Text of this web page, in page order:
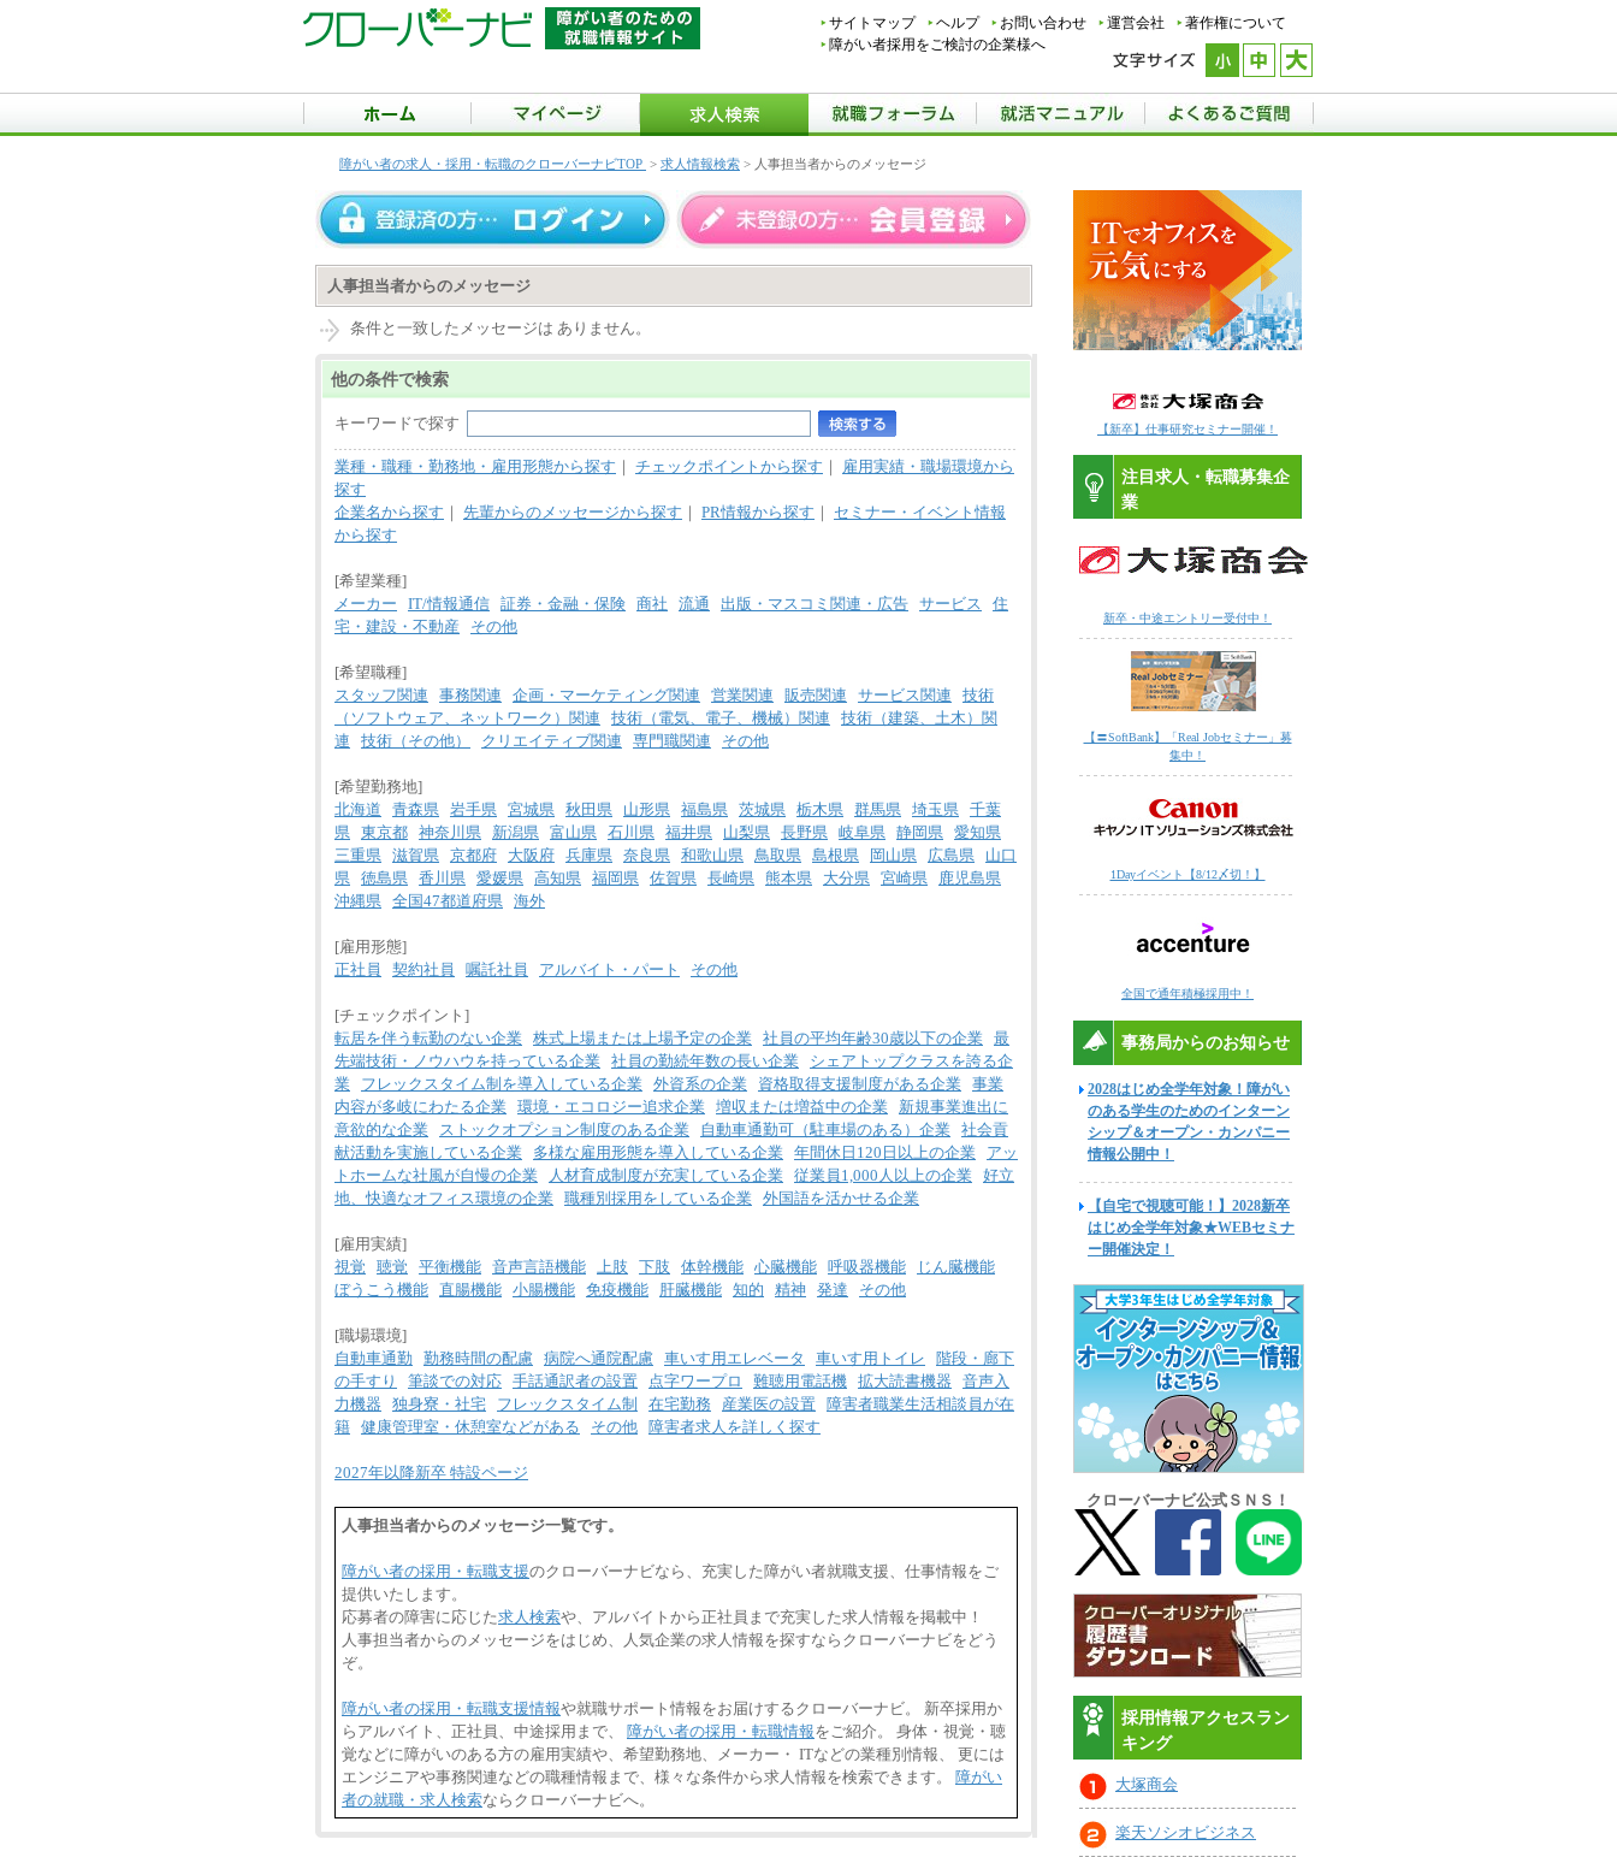
サイトマップ ヘルプ お問い合わせ 運営会社
著作権について
障がい者採用をご検討の企業様へ
障がい者の求人・採用・転職のクローバーナビTOP > 求人情報検索 > 人事担当者からのメッセージ
人事担当者からのメッセージ
条件と一致したメッセージは ありません。
他の条件で検索
キーワードで探す
業種・職種・勤務地・雇用形態から探す ｜ チェックポイントから探す ｜ 雇用実績・職場環境から
探す
企業名から探す ｜ 先輩からのメッセージから探す ｜ PR情報から探す ｜ セミナー・イベント情報
から探す
[希望業種]
メーカー
IT/情報通信 証券・金融・保険 商社 流通 出版・マスコミ関連・広告 サービス
住
宅・建設・不動産
その他
[希望職種]
スタッフ関連
事務関連 企画・マーケティング関連 営業関連 販売関連 サービス関連
技術
（ソフトウェア、ネットワーク）関連
技術（電気、電子、機械）関連
技術（建築、土木）関
連
技術（その他） クリエイティブ関連 専門職関連 その他
[希望勤務地]
北海道
青森県 岩手県 宮城県 秋田県 山形県 福島県 茨城県 栃木県 群馬県 埼玉県 千葉
県 東京都 神奈川県 新潟県 富山県 石川県 福井県 山梨県 長野県 岐阜県 静岡県 愛知県
三重県 滋賀県 京都府 大阪府 兵庫県 奈良県 和歌山県 鳥取県 島根県 岡山県 広島県
山口
県 徳島県 香川県 愛媛県 高知県 福岡県 佐賀県 長崎県 熊本県 大分県 宮崎県
鹿児島県
沖縄県 全国47都道府県 海外
[雇用形態]
正社員
契約社員 嘱託社員 アルバイト・パート その他
[チェックポイント]
転居を伴う転勤のない企業 株式上場または上場予定の企業 社員の平均年齢30歳以下の企業 最
先端技術・ノウハウを持っている企業 社員の勤続年数の長い企業
シェアトップクラスを誇る企
業
フレックスタイム制を導入している企業 外資系の企業 資格取得支援制度がある企業 事業
内容が多岐にわたる企業 環境・エコロジー追求企業 増収または増益中の企業
新規事業進出に
意欲的な企業
ストックオプション制度のある企業 自動車通勤可（駐車場のある）企業 社会貢
献活動を実施している企業
多様な雇用形態を導入している企業 年間休日120日以上の企業
アッ
トホームな社風が自慢の企業
人材育成制度が充実している企業 従業員1,000人以上の企業 好立
地、快適なオフィス環境の企業 職種別採用をしている企業 外国語を活かせる企業
[雇用実績]
視覚
聴覚 平衡機能 音声言語機能 上肢 下肢 体幹機能 心臓機能 呼吸器機能
じん臓機能
ぼうこう機能 直腸機能 小腸機能 免疫機能 肝臓機能 知的 精神 発達 その他
[職場環境]
自動車通勤
勤務時間の配慮 病院へ通院配慮 車いす用エレベータ 車いす用トイレ
階段・廊下
の手すり
筆談での対応 手話通訳者の設置 点字ワープロ 難聴用電話機 拡大読書機器
音声入
力機器
独身寮・社宅 フレックスタイム制 在宅勤務 産業医の設置
障害者職業生活相談員が在
籍 健康管理室・休憩室などがある その他 障害者求人を詳しく探す
2027年以降新卒 特設ページ
人事担当者からのメッセージ一覧です。
障がい者の採用・転職支援のクローバーナビなら、充実した障がい者就職支援、仕事情報をご
提供いたします。
応募者の障害に応じた求人検索や、アルバイトから正社員まで充実した求人情報を掲載中！
人事担当者からのメッセージをはじめ、人気企業の求人情報を探すならクローバーナビをどう
ぞ。
障がい者の採用・転職支援情報や就職サポート情報をお届けするクローバーナビ。 新卒採用か
らアルバイト、正社員、中途採用まで、 障がい者の採用・転職情報をご紹介。 身体・視覚・聴
覚などに障がいのある方の雇用実績や、希望勤務地、メーカー・ ITなどの業種別情報、 更には
エンジニアや事務関連などの職種情報まで、様々な条件から求人情報を検索できます。 障がい
者の就職・求人検索ならクローバーナビへ。
【新卒】仕事研究セミナー開催！
注目求人・転職募集企
業
新卒・中途エントリー受付中！
【〓SoftBank】「Real Jobセミナー」募
集中！
1Dayイベント【8/12〆切！】
全国で通年積極採用中！
事務局からのお知らせ
2028はじめ全学年対象！障がい
のある学生のためのインターン
シップ＆オープン・カンパニー
情報公開中！
【自宅で視聴可能！】2028新卒
はじめ全学年対象★WEBセミナ
ー開催決定！
クローバーナビ公式ＳＮＳ！
採用情報アクセスラン
キング
大塚商会
楽天ソシオビジネス